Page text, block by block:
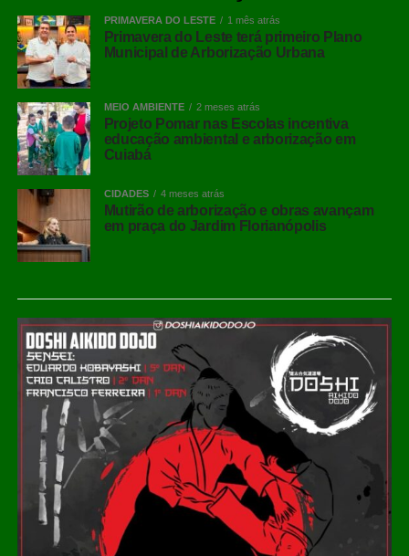
PRIMAVERA DO LESTE 1 mês atrás
Primavera do Leste terá primeiro Plano
Municipal de Arborização Urbana
MEIO AMBIENTE 2 meses atrás
Projeto Pomar nas Escolas incentiva
educação ambiental e arborização em
Cuiabá
CIDADES 4 meses atrás
Mutirão de arborização e obras avançam
em praça do Jardim Florianópolis